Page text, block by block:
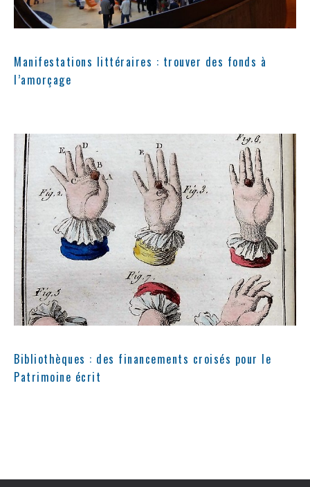
Manifestations littéraires : trouver des fonds à
l’amorçage
Bibliothèques : des financements croisés pour le
Patrimoine écrit